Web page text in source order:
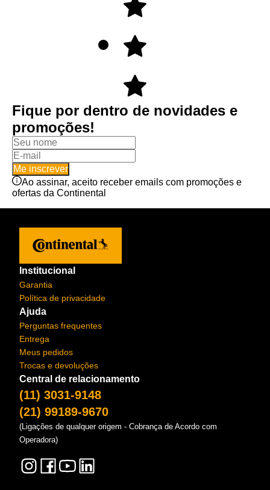
Fique por dentro de novidades e
promoções!
Me inscrever
Ao assinar, aceito receber emails com promoções e
ofertas da Continental
Institucional
Garantia
Política de privacidade
Ajuda
Perguntas frequentes
Entrega
Meus pedidos
Trocas e devoluções
Central de relacionamento
(11) 3031-9148
(21) 99189-9670
(Ligações de qualquer origem - Cobrança de Acordo com
Operadora)